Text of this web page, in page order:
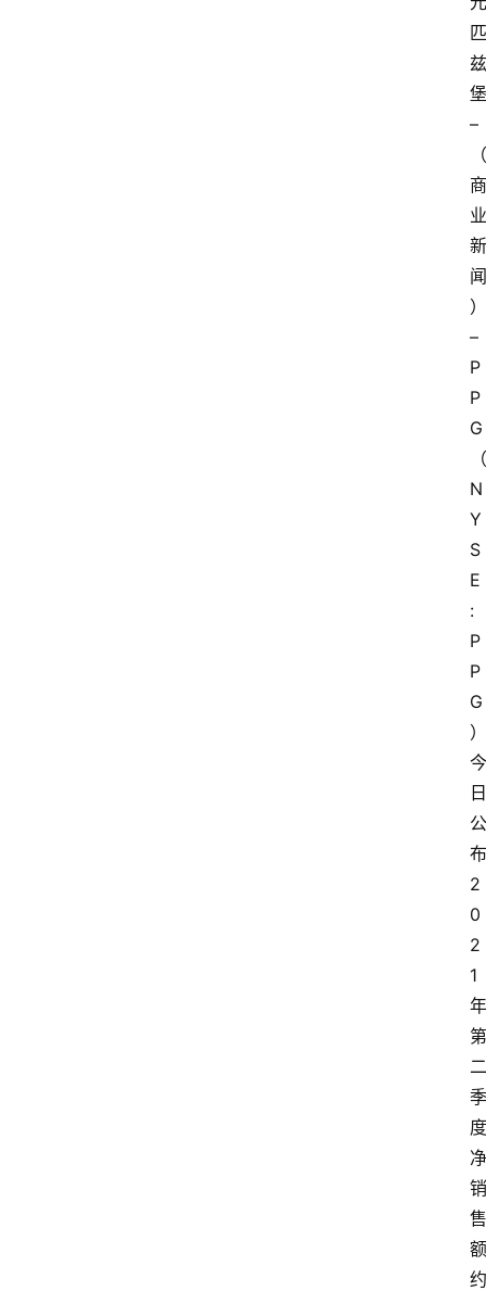
匹
兹
堡
–
（
商
业
新
闻
）
–
P
P
G
（
N
Y
S
E
:
P
P
G
）
今
日
公
布
2
0
2
1
年
第
二
季
度
净
销
售
额
约